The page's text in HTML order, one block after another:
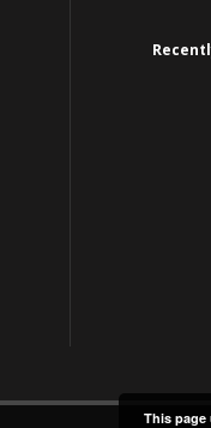
This page